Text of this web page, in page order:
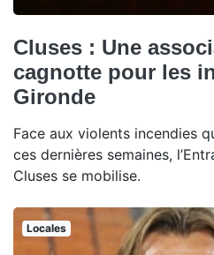
Cluses : Une
cagnotte pour les
Gironde
Face aux violents incendies
ces dernières semaines,
Cluses se mobilise.
Locales